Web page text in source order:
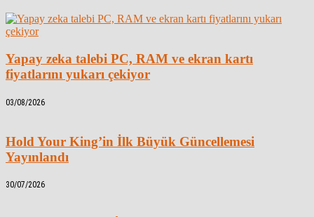
Yapay zeka talebi PC, RAM ve ekran kartı
fiyatlarını yukarı çekiyor
03/08/2026
Hold Your King’in İlk Büyük Güncellemesi
Yayınlandı
30/07/2026